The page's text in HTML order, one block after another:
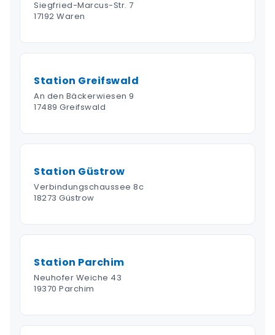
Siegfried-Marcus-Str. 7
17192 Waren
Station Greifswald
An den Bäckerwiesen 9
17489 Greifswald
Station Güstrow
Verbindungschaussee 8c
18273 Güstrow
Station Parchim
Neuhofer Weiche 43
19370 Parchim